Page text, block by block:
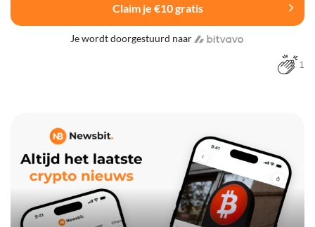
Claim je €10 gratis
Je wordt doorgestuurd naar
1